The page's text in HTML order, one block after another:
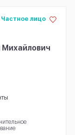
Михайлович
Частное лицо